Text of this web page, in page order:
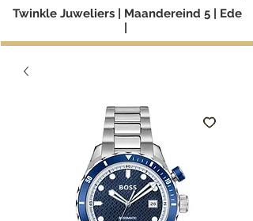
Twinkle Juweliers | Maandereind 5 | Ede